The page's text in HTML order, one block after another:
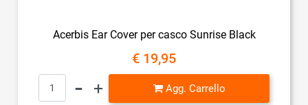
Acerbis Ear Cover per casco Sunrise Black
€ 19,95
Quantità
Agg. Carrello